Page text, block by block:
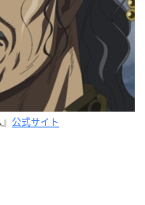
公式サイト